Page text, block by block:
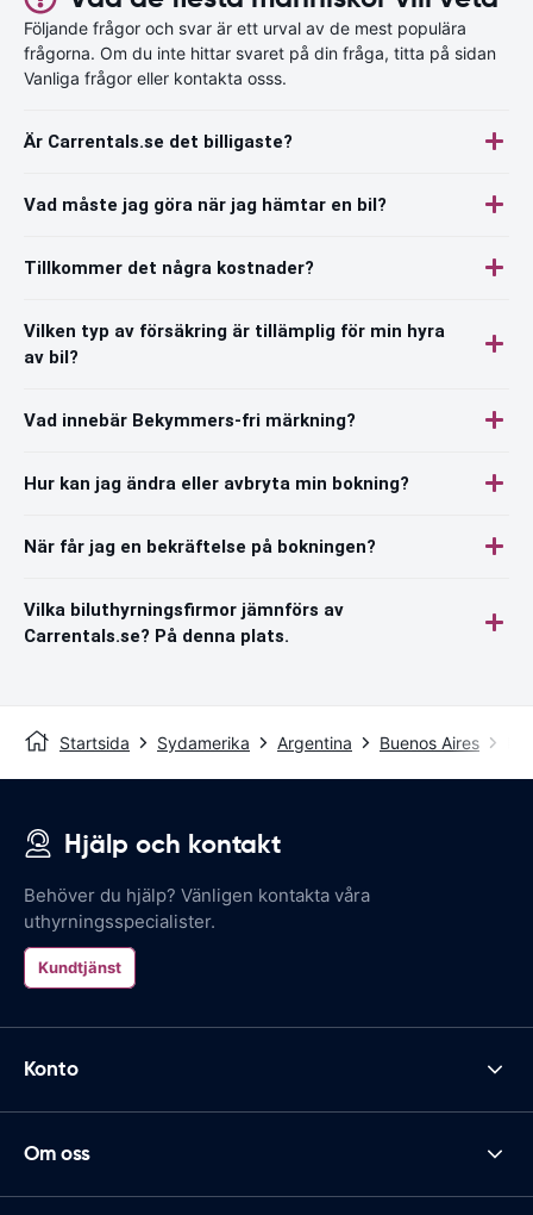
Följande frågor och svar är ett urval av de mest populära
frågorna. Om du inte hittar svaret på din fråga, titta på sidan
Vanliga frågor eller kontakta osss.
Är Carrentals.se det billigaste?
Vad måste jag göra när jag hämtar en bil?
Tillkommer det några kostnader?
Vilken typ av försäkring är tillämplig för min hyra
av bil?
Vad innebär Bekymmers-fri märkning?
Hur kan jag ändra eller avbryta min bokning?
När får jag en bekräftelse på bokningen?
Vilka biluthyrningsfirmor jämnförs av
Carrentals.se? På denna plats.
Startsida Sydamerika Argentina Buenos Aires
Hjälp och kontakt
Behöver du hjälp? Vänligen kontakta våra
uthyrningsspecialister.
Kundtjänst
Konto
Om oss